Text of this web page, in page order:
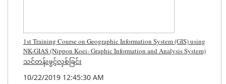
1st Training Course on Geographic Information System (GIS) using
NK-GIAS (Nippon Koei- Graphic Information and Analysis System)
သင်တန်းဖွင့်လှစ်ခြင်း
10/22/2019 12:45:30 AM